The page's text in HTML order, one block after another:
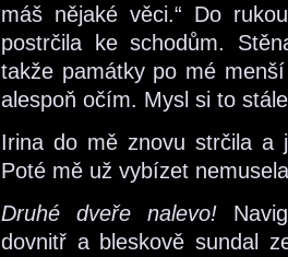
máš nějaké věci.“ Do
postrčila ke schodům.
takže památky po mé
alespoň očím. Mysl si to
Irina do mě znovu strčila a
Poté mě už vybízet
Druhé dveře nalevo!
dovnitř a bleskově sundal